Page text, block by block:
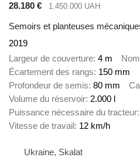
28.180 €
1.450.000 UAH
Semoirs et planteuses
2019
Largeur de couverture 4 m
Écartement des rangs 150 mm
Profondeur de semis 80 mm
Volume du réservoir 2.000 l
Puissance nécessaire du tracteur
Vitesse de travail 12 km/h
Ukraine, Skalat